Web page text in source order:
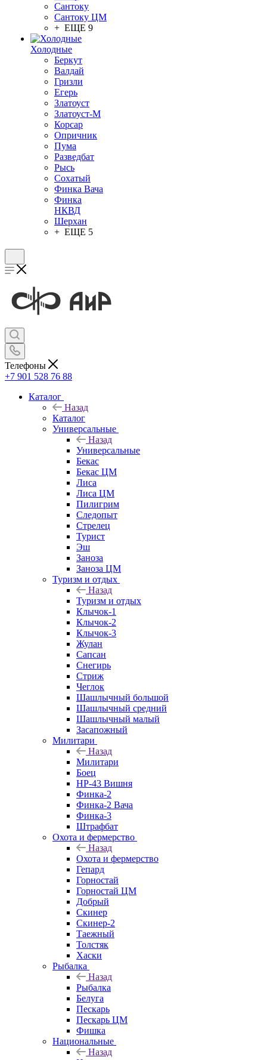
Сантоку
Сантоку ЦМ
+ ЕЩЕ 9
Холодные
Беркут
Валдай
Гризли
Егерь
Златоуст
Златоуст-М
Корсар
Опричник
Пума
Разведбат
Рысь
Сохатый
Финка Вача
Финка
НКВД
Шерхан
+ ЕЩЕ 5
Телефоны
+7 901 528 76 88
Каталог
Назад
Каталог
Универсальные
Назад
Универсальные
Бекас
Бекас ЦМ
Лиса
Лиса ЦМ
Пилигрим
Следопыт
Стрелец
Турист
Эш
Заноза
Заноза ЦМ
Туризм и отдых
Назад
Туризм и отдых
Клычок-1
Клычок-2
Клычок-3
Жулан
Сапсан
Снегирь
Стриж
Чеглок
Шашлычный большой
Шашлычный средний
Шашлычный малый
Засапожный
Милитари
Назад
Милитари
Боец
НР-43 Вишня
Финка-2
Финка-2 Вача
Финка-3
Штрафбат
Охота и фермерство
Назад
Охота и фермерство
Гепард
Горностай
Горностай ЦМ
Добрый
Скинер
Скинер-2
Таежный
Толстяк
Хаски
Рыбалка
Назад
Рыбалка
Белуга
Пескарь
Пескарь ЦМ
Фишка
Национальные
Назад